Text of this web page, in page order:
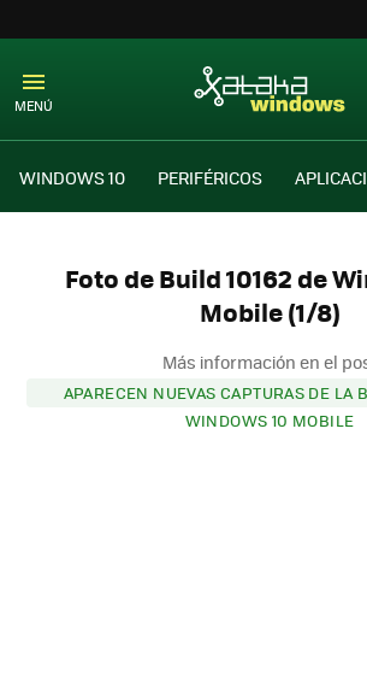
MENÚ
WINDOWS 10 PERIFÉRICOS
Foto de Build 10162 de
Mobile (1/8)
Más información en el
APARECEN NUEVAS CAPTURAS DE LA
WINDOWS 10 MOBILE